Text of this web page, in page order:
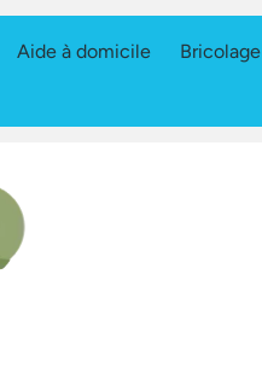
Aide à domicile Bricolage